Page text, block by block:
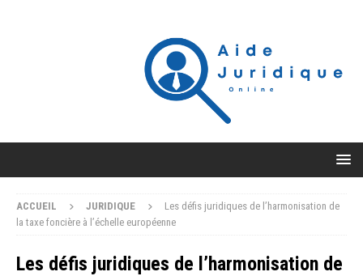
ACCUEIL JURIDIQUE
Les défis juridiques de l’harmonisation de
la taxe foncière à l’échelle européenne
Les défis juridiques de l’harmonisation de